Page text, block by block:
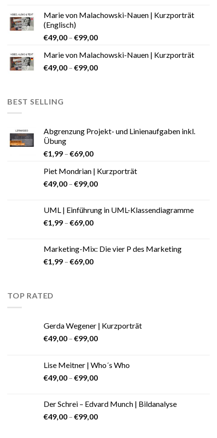
Marie von Malachowski-Nauen | Kurzporträt
(Englisch)
€49,00 – €99,00
Marie von Malachowski-Nauen | Kurzporträt
€49,00 – €99,00
BEST SELLING
Abgrenzung Projekt- und Linienaufgaben inkl.
Übung
€1,99 – €69,00
Piet Mondrian | Kurzporträt
€49,00 – €99,00
UML | Einführung in UML-Klassendiagramme
€1,99 – €69,00
Marketing-Mix: Die vier P des Marketing
€1,99 – €69,00
TOP RATED
Gerda Wegener | Kurzporträt
€49,00 – €99,00
Lise Meitner | Who´s Who
€49,00 – €99,00
Der Schrei – Edvard Munch | Bildanalyse
€49,00 – €99,00